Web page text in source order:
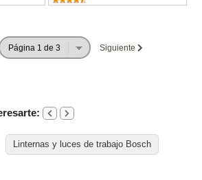
Siguiente
Linternas y luces de trabajo Bosch